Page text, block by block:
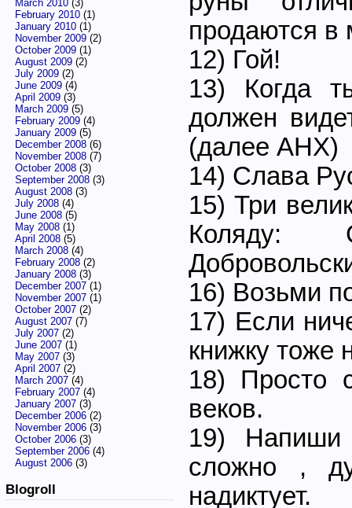
продаются в
12) Гой!
13) Когда
должен
(далее АНХ)
14) Слава
15) Три
Коляду:
16) Возьми
17) Если
книжку тоже
18) Просто
веков.
19) Напиши
сложно ,
надиктует.
March 2010(3)
February 2010(1)
January 2010(1)
November 2009(2)
October 2009(1)
August 2009(2)
July 2009(2)
June 2009(4)
April 2009(3)
March 2009(5)
February 2009(4)
January 2009(5)
December 2008(6)
November 2008(7)
October 2008(3)
September 2008(3)
August 2008(3)
July 2008(4)
June 2008(5)
May 2008(1)
April 2008(5)
March 2008(4)
February 2008(2)
January 2008(3)
December 2007(1)
November 2007(1)
October 2007(2)
August 2007(7)
July 2007(2)
June 2007(1)
May 2007(3)
April 2007(2)
March 2007(4)
February 2007(4)
January 2007(3)
December 2006(2)
November 2006(3)
October 2006(3)
September 2006(4)
August 2006(3)
Blogroll